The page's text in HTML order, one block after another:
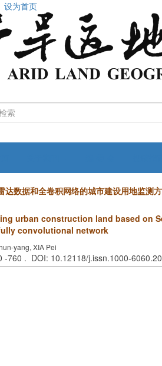
设为首页
达数据和全卷积网络的城市建设用地监测
urban construction land based on
convolutional network
yang, XIA Pei
-760 . DOI: 10.12118/j.issn.1000-